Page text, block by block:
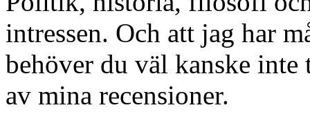
intressen. Och att jag har
behöver du väl kanske
av mina recensioner.